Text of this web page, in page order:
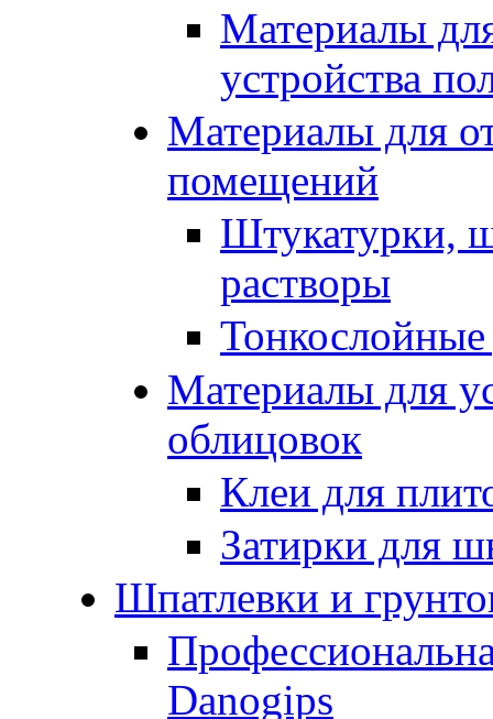
Материалы
устройства
Материалы для
помещений
Штукатурки,
растворы
Материалы для
облицовок
Клеи для
Затирки для
Шпатлевки и
Danogips